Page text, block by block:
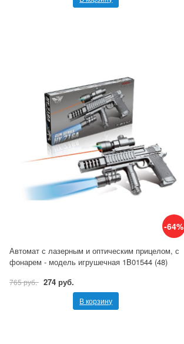
-64%
Автомат с лазерным и оптическим прицелом, с
фонарем - модель игрушечная 1B01544 (48)
765 руб. 274 руб.
В корзину